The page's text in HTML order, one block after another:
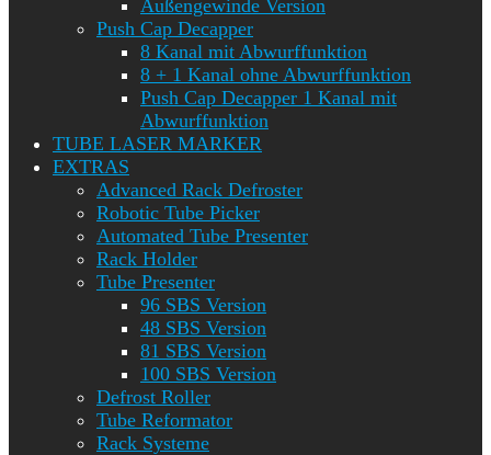
Außengewinde Version
Push Cap Decapper
8 Kanal mit Abwurffunktion
8 + 1 Kanal ohne Abwurffunktion
Push Cap Decapper 1 Kanal mit
Abwurffunktion
TUBE LASER MARKER
EXTRAS
Advanced Rack Defroster
Robotic Tube Picker
Automated Tube Presenter
Rack Holder
Tube Presenter
96 SBS Version
48 SBS Version
81 SBS Version
100 SBS Version
Defrost Roller
Tube Reformator
Rack Systeme